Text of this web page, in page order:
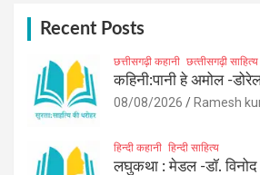
Recent Posts
छत्तीसगढ़ी कहानी छत्‍तीसगढ़ी साहित्‍य
कहिनी:पानी हे अमोल -
08/08/2026 Ramesh
हिन्दी कहानी हिन्दी साहित्य
लघुकथा : मेडल -डॉ. विनोद